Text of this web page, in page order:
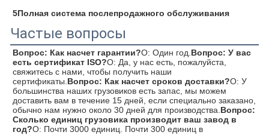
5Полная система послепродажного обслуживания
Частые вопросы
Вопрос: Как насчет гарантии?О: Один год. Вопрос: У вас
есть сертификат ISO?О: Да, у нас есть, пожалуйста,
свяжитесь с нами, чтобы получить наши
сертификаты. Вопрос: Как насчет сроков доставки?О: У
большинства наших грузовиков есть запас, мы можем
доставить вам в течение 15 дней, если специально заказано,
обычно нам нужно около 30 дней для производства. Вопрос:
Сколько единиц грузовика производит ваш завод в
год?О: Почти 3000 единиц. Почти 300 единиц в